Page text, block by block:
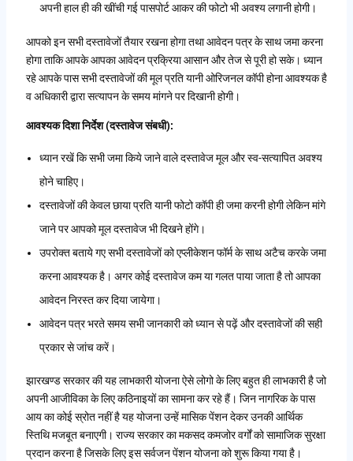
अपनी हाल ही की खींची गई पासपोर्ट आकर की फोटो भी अवश्य लगानी होगी।
आपको इन सभी दस्तावेजों तैयार रखना होगा तथा आवेदन पत्र के साथ जमा करना
होगा ताकि आपके आपका आवेदन प्रक्रिया आसान और तेज से पूरी हो सके। ध्यान
रहे आपके पास सभी दस्तावेजों की मूल प्रति यानी ओरिजनल कॉपी होना आवश्यक है
व अधिकारी द्वारा सत्यापन के समय मांगने पर दिखानी होगी।
आवश्यक दिशा निर्देश (दस्तावेज संबधी):
ध्यान रखें कि सभी जमा किये जाने वाले दस्तावेज मूल और स्व-सत्यापित अवश्य
होने चाहिए।
दस्तावेजों की केवल छाया प्रति यानी फोटो कॉपी ही जमा करनी होगी लेकिन मांगे
जाने पर आपको मूल दस्तावेज भी दिखने होंगे।
उपरोक्त बताये गए सभी दस्तावेजों को एप्लीकेशन फॉर्म के साथ अटैच करके जमा
करना आवश्यक है। अगर कोई दस्तावेज कम या गलत पाया जाता है तो आपका
आवेदन निरस्त कर दिया जायेगा।
आवेदन पत्र भरते समय सभी जानकारी को ध्यान से पढ़ें और दस्तावेजों की सही
प्रकार से जांच करें।
झारखण्ड सरकार की यह लाभकारी योजना ऐसे लोगो के लिए बहुत ही लाभकारी है जो
अपनी आजीविका के लिए कठिनाइयों का सामना कर रहे हैं। जिन नागरिक के पास
आय का कोई स्रोत नहीं है यह योजना उन्हें मासिक पेंशन देकर उनकी आर्थिक
स्तिथि मजबूत बनाएगी। राज्य सरकार का मकसद कमजोर वर्गों को सामाजिक सुरक्षा
प्रदान करना है जिसके लिए इस सर्वजन पेंशन योजना को शुरू किया गया है।